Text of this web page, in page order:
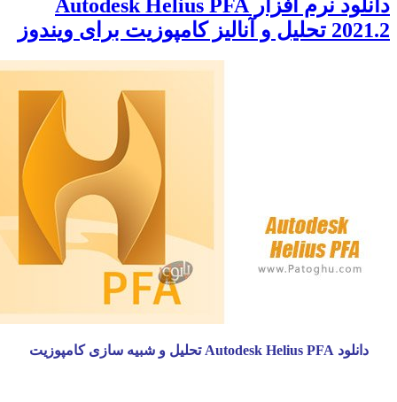
دانلود نرم افزار Autodesk Helius PFA
برای ویندوز